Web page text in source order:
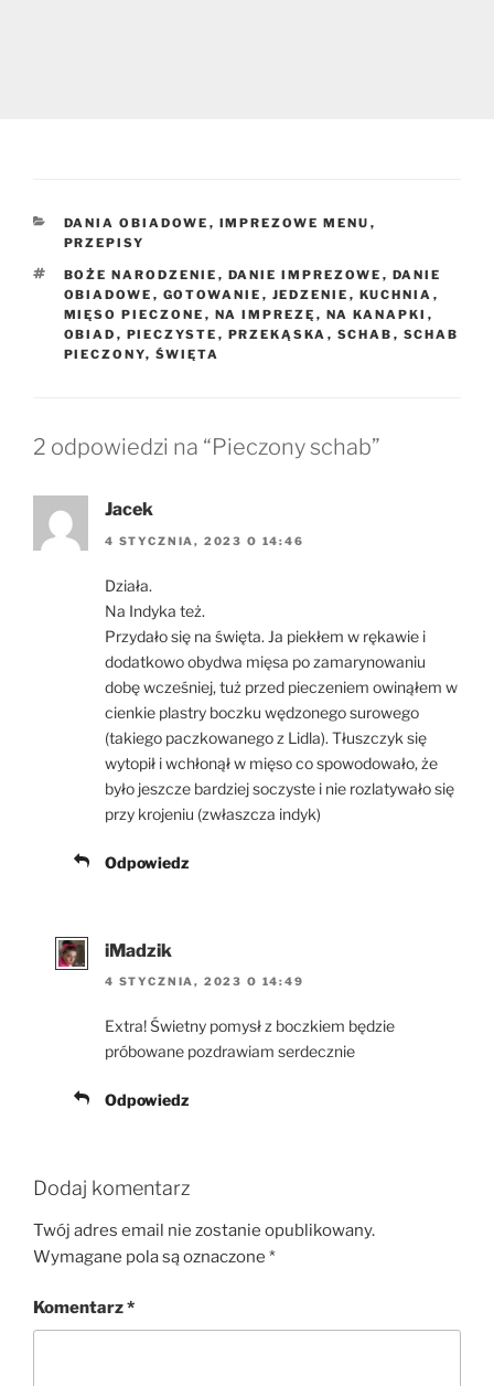
KATEGORIE
DANIA OBIADOWE , IMPREZOWE MENU ,
PRZEPISY
TAGI
BOŻE NARODZENIE , DANIE IMPREZOWE , DANIE
OBIADOWE , GOTOWANIE , JEDZENIE , KUCHNIA ,
MIĘSO PIECZONE , NA IMPREZĘ , NA KANAPKI ,
OBIAD , PIECZYSTE , PRZEKĄSKA , SCHAB , SCHAB
PIECZONY, ŚWIĘTA
2 odpowiedzi na “Pieczony schab”
Jacek
4 STYCZNIA, 2023 O 14:46
Działa.
Na Indyka też.
Przydało się na święta. Ja piekłem w rękawie i
dodatkowo obydwa mięsa po zamarynowaniu
dobę wcześniej, tuż przed pieczeniem owinąłem w
cienkie plastry boczku wędzonego surowego
(takiego paczkowanego z Lidla). Tłuszczyk się
wytopił i wchłonął w mięso co spowodowało, że
było jeszcze bardziej soczyste i nie rozlatywało się
przy krojeniu (zwłaszcza indyk)
Odpowiedz
iMadzik
4 STYCZNIA, 2023 O 14:49
Extra! Świetny pomysł z boczkiem będzie
próbowane pozdrawiam serdecznie
Odpowiedz
Dodaj komentarz
Twój adres email nie zostanie opublikowany.
Wymagane pola są oznaczone *
Komentarz*